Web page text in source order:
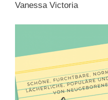
Vanessa Victoria